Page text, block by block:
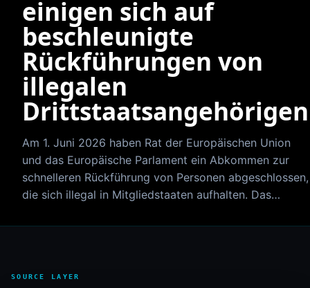
einigen sich auf
beschleunigte
Rückführungen von
illegalen
Drittstaatsangehörigen
Am 1. Juni 2026 haben Rat der Europäischen Union
und das Europäische Parlament ein Abkommen zur
schnelleren Rückführung von Personen abgeschlossen,
die sich illegal in Mitgliedstaaten aufhalten. Das…
SOURCE LAYER